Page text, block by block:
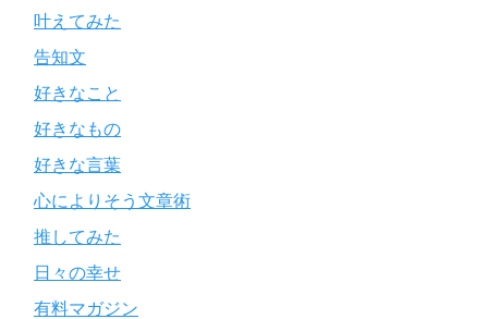
叶えてみた
告知文
好きなこと
好きなもの
好きな言葉
心によりそう文章術
推してみた
日々の幸せ
有料マガジン